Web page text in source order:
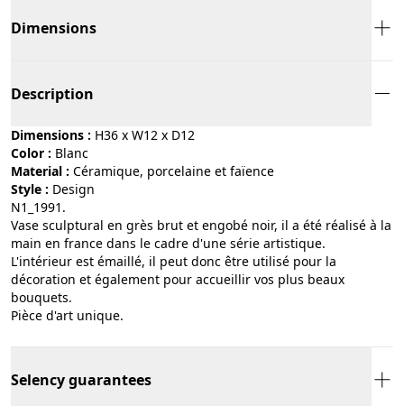
Dimensions
Description
Dimensions : H36 x W12 x D12
Color :
blanc
Material :
céramique, porcelaine et faïence
Style :
design
N1_1991.
Vase sculptural en grès brut et engobé noir, il a été réalisé à la
main en france dans le cadre d'une série artistique.
L'intérieur est émaillé, il peut donc être utilisé pour la
décoration et également pour accueillir vos plus beaux
bouquets.
Pièce d'art unique.
Selency guarantees